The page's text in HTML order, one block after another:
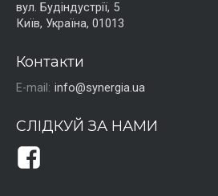
вул. Будіндустрії, 5
Київ, Україна, 01013
Контакти
E-mail: info@synergia.ua
СЛІДКУЙ ЗА НАМИ